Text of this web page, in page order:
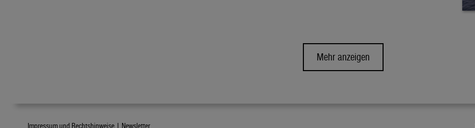
Mehr anzeigen
Impressum und Rechtshinweise | Newsletter